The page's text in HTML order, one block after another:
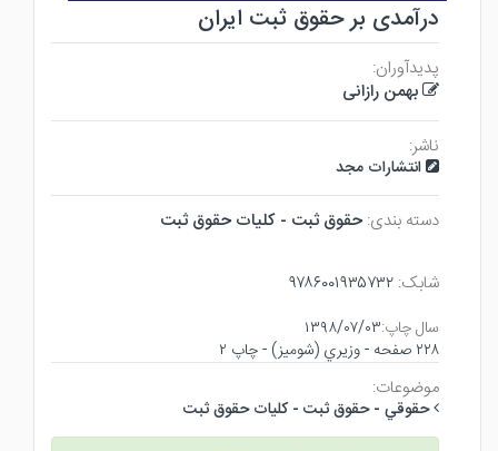
درآمدی بر حقوق ثبت ایران
پدیدآوران:
بهمن رازانی
ناشر:
انتشارات مجد
دسته بندی: حقوق ثبت - كليات حقوق ثبت
شابک: ۹۷۸۶۰۰۱۹۳۵۷۳۲
سال چاپ:۱۳۹۸/۰۷/۰۳
۲۲۸ صفحه - وزيري (شوميز) - چاپ ۲
موضوعات:
حقوقي - حقوق ثبت - كليات حقوق ثبت